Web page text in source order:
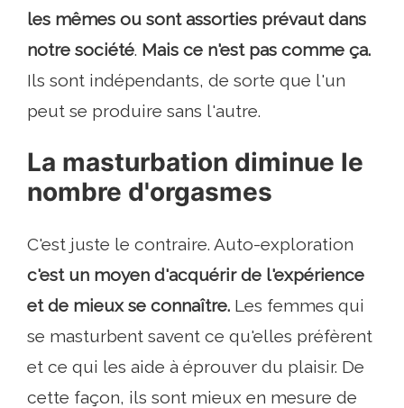
les mêmes ou sont assorties prévaut dans
notre société. Mais ce n'est pas comme ça.
Ils sont indépendants, de sorte que l'un
peut se produire sans l'autre.
La masturbation diminue le
nombre d'orgasmes
C'est juste le contraire. Auto-exploration
c'est un moyen d'acquérir de l'expérience
et de mieux se connaître. Les femmes qui
se masturbent savent ce qu'elles préfèrent
et ce qui les aide à éprouver du plaisir. De
cette façon, ils sont mieux en mesure de